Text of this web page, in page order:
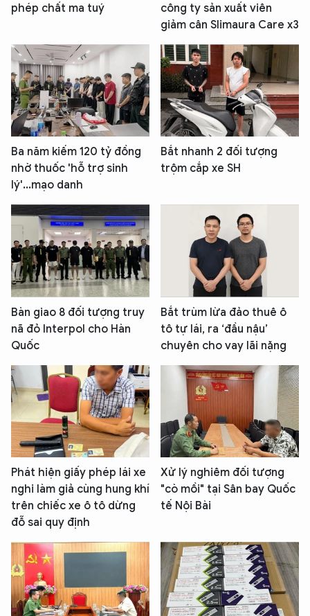
phép chất ma tuý
công ty sản xuất viên
giảm cân Slimaura Care x3
Ba năm kiếm 120 tỷ đồng
nhờ thuốc 'hỗ trợ sinh
lý'...mạo danh
Bắt nhanh 2 đối tượng
trộm cắp xe SH
Bàn giao 8 đối tượng truy
nã đỏ Interpol cho Hàn
Quốc
Bắt trùm lừa đảo thuê ô
tô tự lái, ra ‘đầu nậu’
chuyên cho vay lãi nặng
Phát hiện giấy phép lái xe
nghi làm giả cùng hung khí
trên chiếc xe ô tô dừng
đỗ sai quy định
Xử lý nghiêm đối tượng
"cò mồi" tại Sân bay Quốc
tế Nội Bài